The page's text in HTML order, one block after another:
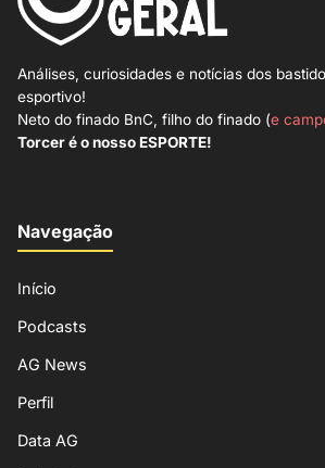
Análises, curiosidades e notícias dos
esportivo!
Neto do finado BnC, filho do finado (e
Torcer é o nosso ESPORTE!
Navegação
Início
Podcasts
AG News
Perfil
Data AG